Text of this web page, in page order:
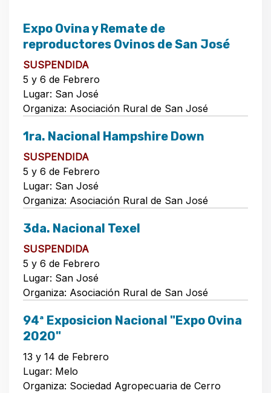
Expo Ovina y Remate de
reproductores Ovinos de San José
SUSPENDIDA
5 y 6 de Febrero
Lugar: San José
Organiza: Asociación Rural de San José
1ra. Nacional Hampshire Down
SUSPENDIDA
5 y 6 de Febrero
Lugar: San José
Organiza: Asociación Rural de San José
3da. Nacional Texel
SUSPENDIDA
5 y 6 de Febrero
Lugar: San José
Organiza: Asociación Rural de San José
94ª Exposicion Nacional "Expo Ovina
2020"
13 y 14 de Febrero
Lugar: Melo
Organiza: Sociedad Agropecuaria de Cerro